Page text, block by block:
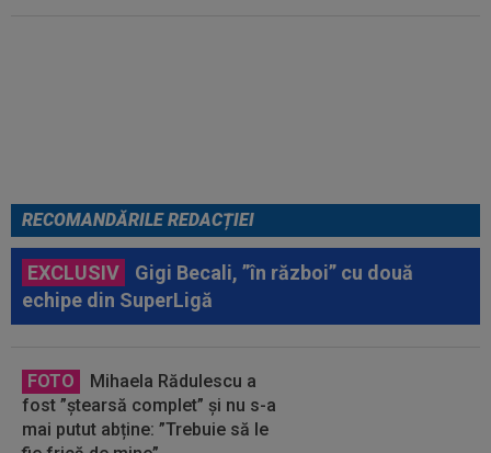
RECOMANDĂRILE REDACȚIEI
EXCLUSIV
Gigi Becali, ”în război” cu două
echipe din SuperLigă
FOTO
Mihaela Rădulescu a
fost ”ștearsă complet” și nu s-a
mai putut abține: ”Trebuie să le